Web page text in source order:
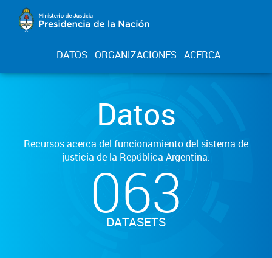
DATOS ORGANIZACIONES ACERCA
Datos
Recursos acerca del funcionamiento del sistema de
justicia de la República Argentina.
063
DATASETS